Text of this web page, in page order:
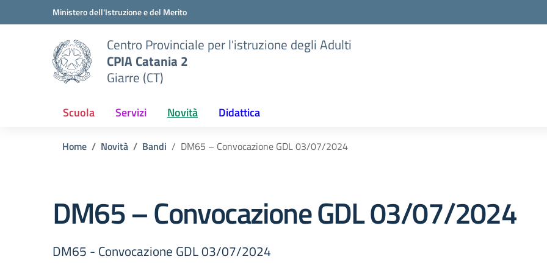
Vai ai contenuti
Vai al menu di navigazioneMinistero dell'Istruzione e del Merito
Centro Provinciale per l'istruzione degli Adulti
CPIA Catania 2
Giarre (CT)
Scuola Servizi Novità Didattica
Home Novità Bandi DM65 – Convocazione GDL 03/07/2024
DM65 – Convocazione GDL 03/07/2024
DM65 - Convocazione GDL 03/07/2024